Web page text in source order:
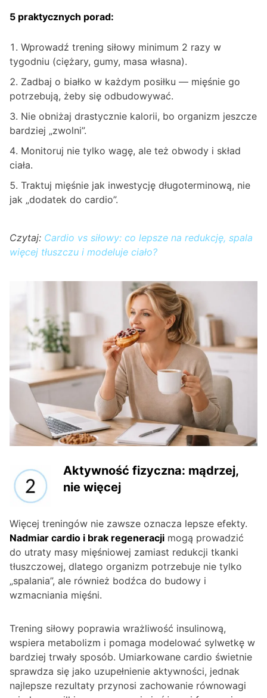
5 praktycznych porad:
Wprowadź trening siłowy minimum 2 razy w
tygodniu (ciężary, gumy, masa własna).
Zadbaj o białko w każdym posiłku — mięśnie go
potrzebują, żeby się odbudowywać.
Nie obniżaj drastycznie kalorii, bo organizm jeszcze
bardziej „zwolni”.
Monitoruj nie tylko wagę, ale też obwody i skład
ciała.
Traktuj mięśnie jak inwestycję długoterminową, nie
jak „dodatek do cardio”.
Czytaj: Cardio vs siłowy: co lepsze na redukcję, spala
więcej tłuszczu i modeluje ciało?
Aktywność fizyczna: mądrzej,
nie więcej
Więcej treningów nie zawsze oznacza lepsze efekty.
Nadmiar cardio i brak regeneracji mogą prowadzić
do utraty masy mięśniowej zamiast redukcji tkanki
tłuszczowej, dlatego organizm potrzebuje nie tylko
„spalania”, ale również bodźca do budowy i
wzmacniania mięśni.
Trening siłowy poprawia wrażliwość insulinową,
wspiera metabolizm i pomaga modelować sylwetkę w
bardziej trwały sposób. Umiarkowane cardio świetnie
sprawdza się jako uzupełnienie aktywności, jednak
najlepsze rezultaty przynosi zachowanie równowagi